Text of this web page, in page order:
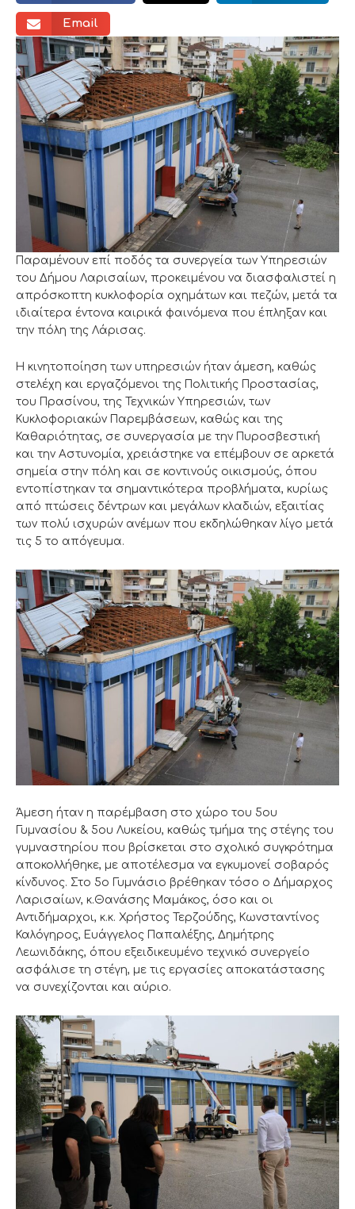
Email
Παραμένουν επί ποδός τα συνεργεία των Υπηρεσιών
του Δήμου Λαρισαίων, προκειμένου να διασφαλιστεί η
απρόσκοπτη κυκλοφορία οχημάτων και πεζών, μετά τα
ιδιαίτερα έντονα καιρικά φαινόμενα που έπληξαν και
την πόλη της Λάρισας.
Η κινητοποίηση των υπηρεσιών ήταν άμεση, καθώς
στελέχη και εργαζόμενοι της Πολιτικής Προστασίας,
του Πρασίνου, της Τεχνικών Υπηρεσιών, των
Κυκλοφοριακών Παρεμβάσεων, καθώς και της
Καθαριότητας, σε συνεργασία με την Πυροσβεστική
και την Αστυνομία, χρειάστηκε να επέμβουν σε αρκετά
σημεία στην πόλη και σε κοντινούς οικισμούς, όπου
εντοπίστηκαν τα σημαντικότερα προβλήματα, κυρίως
από πτώσεις δέντρων και μεγάλων κλαδιών, εξαιτίας
των πολύ ισχυρών ανέμων που εκδηλώθηκαν λίγο μετά
τις 5 το απόγευμα.
Άμεση ήταν η παρέμβαση στο χώρο του 5ου
Γυμνασίου & 5ου Λυκείου, καθώς τμήμα της στέγης του
γυμναστηρίου που βρίσκεται στο σχολικό συγκρότημα
αποκολλήθηκε, με αποτέλεσμα να εγκυμονεί σοβαρός
κίνδυνος. Στο 5ο Γυμνάσιο βρέθηκαν τόσο ο Δήμαρχος
Λαρισαίων, κ.Θανάσης Μαμάκος, όσο και οι
Αντιδήμαρχοι, κ.κ. Χρήστος Τερζούδης, Κωνσταντίνος
Καλόγηρος, Ευάγγελος Παπαλέξης, Δημήτρης
Λεωνιδάκης, όπου εξειδικευμένο τεχνικό συνεργείο
ασφάλισε τη στέγη, με τις εργασίες αποκατάστασης
να συνεχίζονται και αύριο.